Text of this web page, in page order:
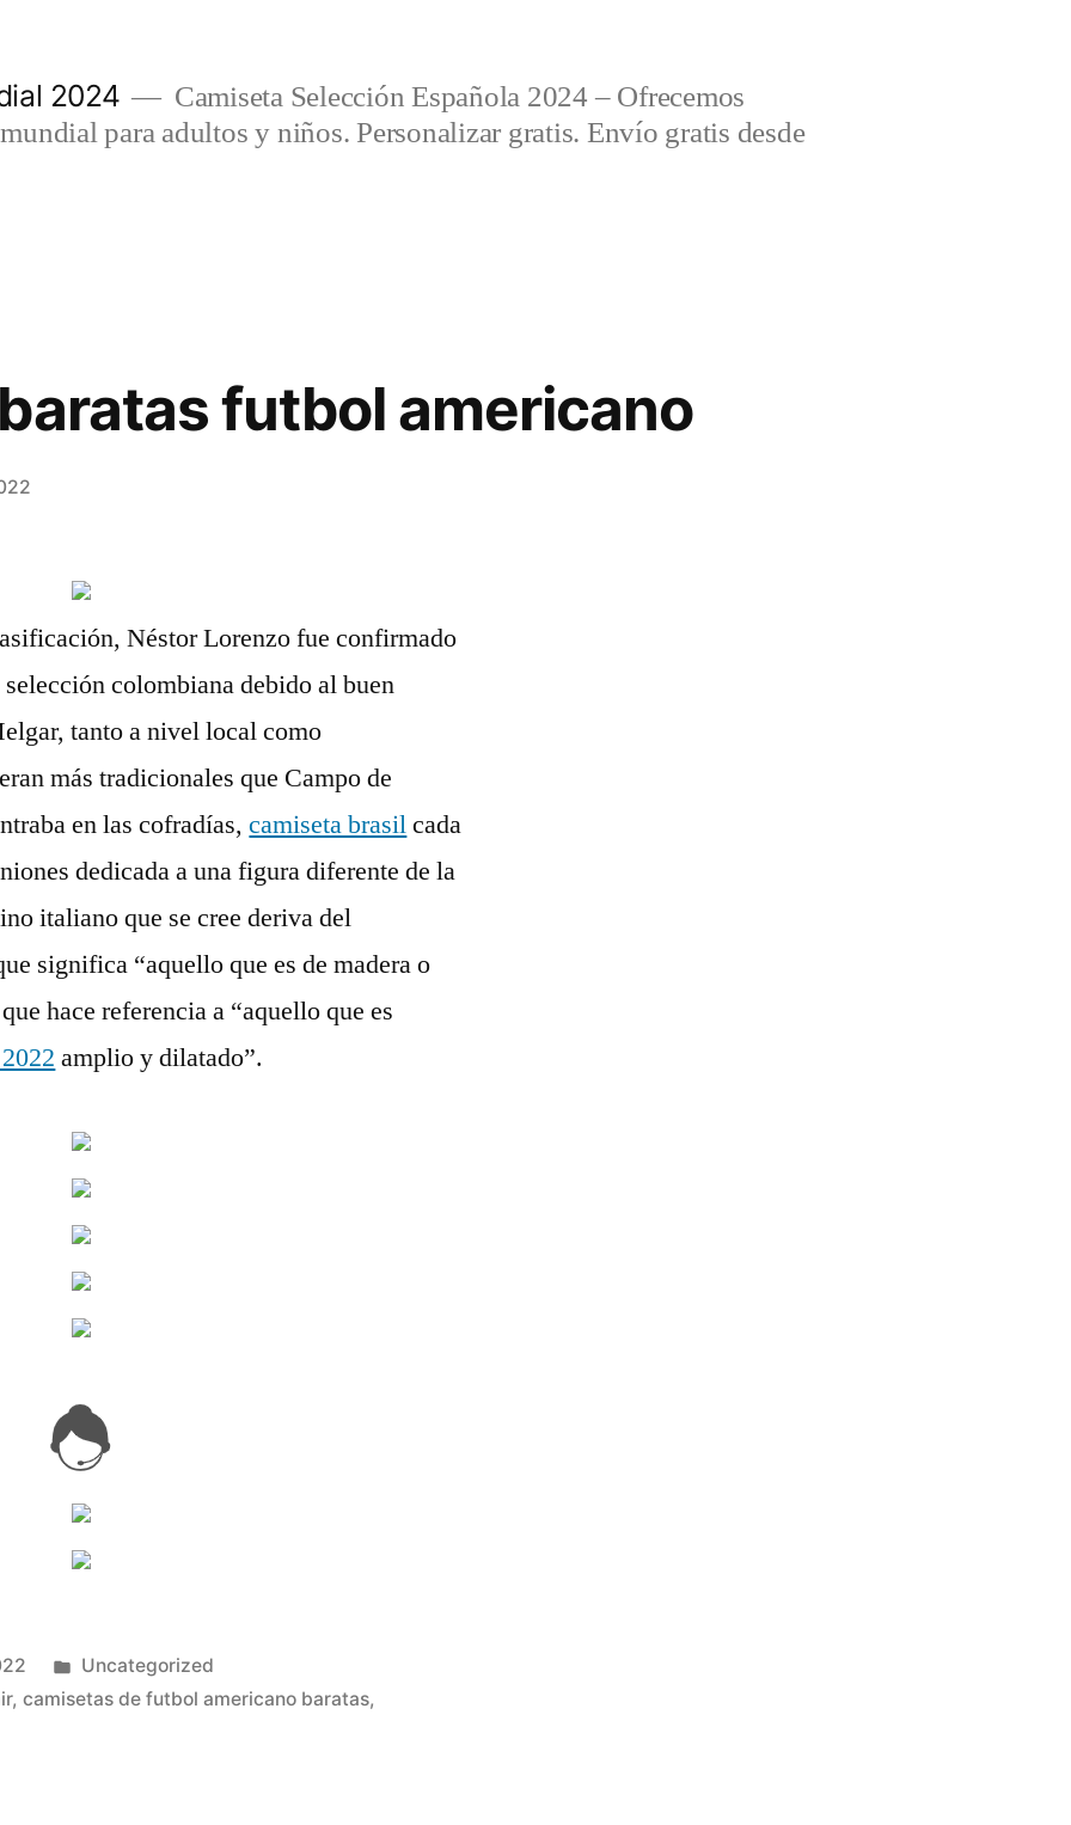
2024
Camiseta Selección Española 2024 – Ofrecemos
para adultos y niños. Personalizar gratis. Envío gratis desde
futbol americano
Néstor Lorenzo fue confirmado
colombiana debido al buen
tanto a nivel local como
más tradicionales que Campo de
en las cofradías,camiseta brasilcada
dedicada a una figura diferente de la
italiano que se cree deriva del
significa “aquello que es de madera o
hace referencia a “aquello que es
amplio y dilatado”.
Publicado
en
Uncategorized
,camisetas de futbol americano baratas,